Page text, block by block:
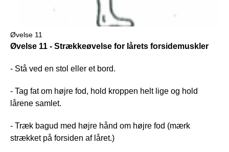
Øvelse 11
Øvelse 11 - Strækkeøvelse for lårets forsidemuskler
- Stå ved en stol eller et bord.
- Tag fat om højre fod, hold kroppen helt lige og hold
lårene samlet.
- Træk bagud med højre hånd om højre fod (mærk
strækket på forsiden af låret.)